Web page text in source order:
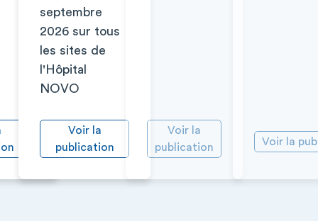
septembre
2026 sur tous
les sites de
l'Hôpital
NOVO
Voir la
publication
Voir la
publication
Voir la